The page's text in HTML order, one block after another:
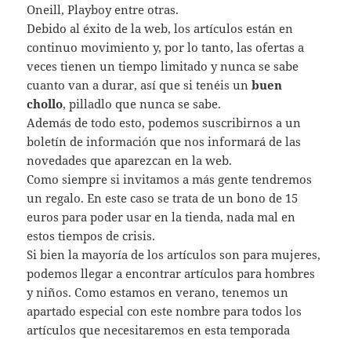
Oneill, Playboy entre otras.
Debido al éxito de la web, los artículos están en
continuo movimiento y, por lo tanto, las ofertas a
veces tienen un tiempo limitado y nunca se sabe
cuanto van a durar, así que si tenéis unbuen
chollo, pilladlo que nunca se sabe.
Además de todo esto, podemos suscribirnos a un
boletín de información que nos informará de las
novedades que aparezcan en la web.
Como siempre si invitamos a más gente tendremos
un regalo. En este caso se trata de un bono de 15
euros para poder usar en la tienda, nada mal en
estos tiempos de crisis.
Si bien la mayoría de los artículos son para mujeres,
podemos llegar a encontrar artículos para hombres
y niños. Como estamos en verano, tenemos un
apartado especial con este nombre para todos los
artículos que necesitaremos en esta temporada